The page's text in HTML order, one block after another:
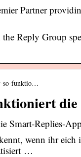
Partner
Reply Group
so-funktio…
Smart-Replies-
wenn ihr eich
…